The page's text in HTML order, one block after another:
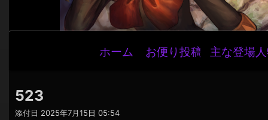
ナ
ビ
ホーム お便り投稿 主な登場
523
添付日 2025年7月15日 05:54